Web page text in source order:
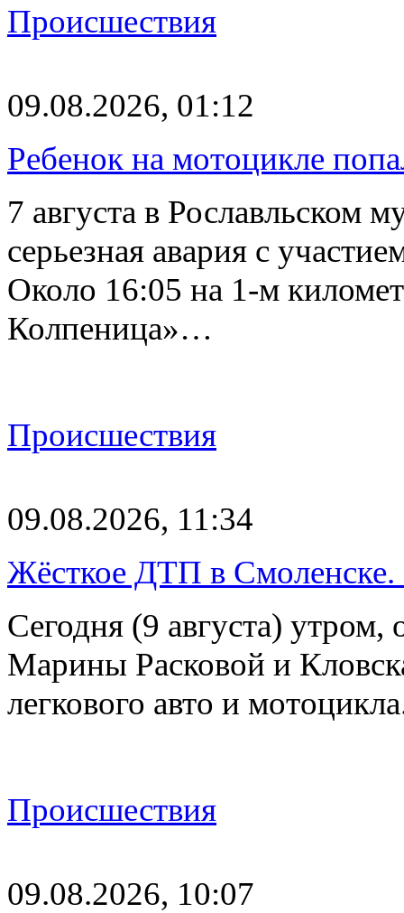
Происшествия
09.08.2026, 01:12
Ребенок на мотоцикле
7 августа в Рославльском
серьезная авария с
Около 16:05 на 1-м
Колпеница»…
Происшествия
09.08.2026, 11:34
Жёсткое ДТП в Смоленске.
Сегодня (9 августа) утром,
Марины Расковой и
легкового авто и
Происшествия
09.08.2026, 10:07